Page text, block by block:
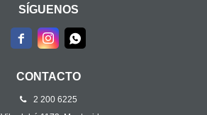
CONTACTO
2 200 6225
SÍGUENOS
  